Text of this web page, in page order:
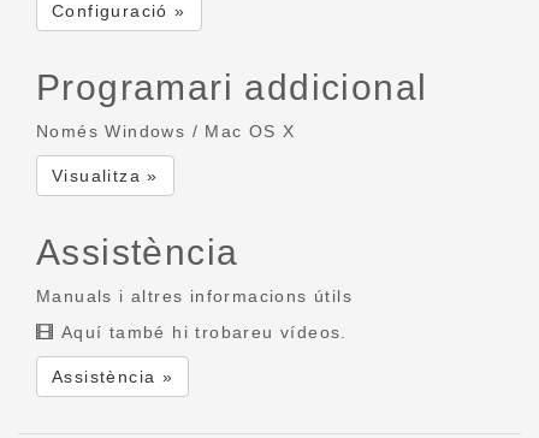
Configuració »
Programari addicional
Només Windows / Mac OS X
Visualitza »
Assistència
Manuals i altres informacions útils
Aquí també hi trobareu vídeos.
Assistència »